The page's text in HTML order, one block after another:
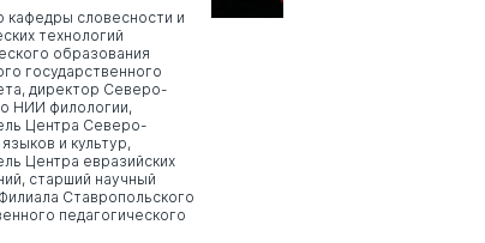
кафедры словесности и
технологий
образования
государственного
директор Северо-
НИИ филологии,
Центра Северо-
языков и культур,
Центра евразийских
старший научный
Ставропольского
педагогического